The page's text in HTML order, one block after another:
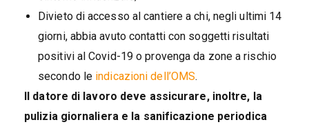
Divieto di accesso al cantiere a chi, negli ultimi 14
giorni, abbia avuto contatti con soggetti risultati
positivi al Covid-19 o provenga da zone a rischio
secondo le indicazioni dell’OMS.
Il datore di lavoro deve assicurare, inoltre, la
pulizia giornaliera e la sanificazione periodica